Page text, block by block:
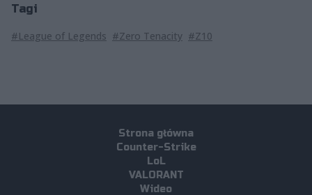
Tagi
#League of Legends #Zero Tenacity #Z10
Strona główna
Counter-Strike
LoL
VALORANT
Wideo